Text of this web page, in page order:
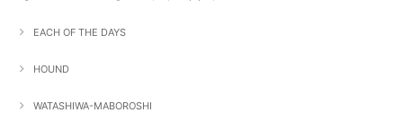
EACH OF THE DAYS
HOUND
WATASHIWA-MABOROSHI